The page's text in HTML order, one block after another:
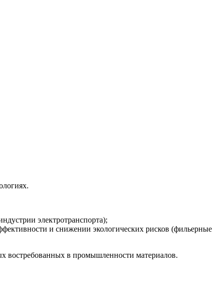
электротранспорта);
и снижении экологических рисков (фильерные
востребованных в промышленности материалов.